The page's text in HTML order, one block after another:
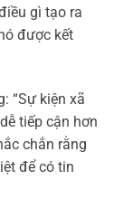
gì tạo ra
được kết
“Sự kiện xã
tiếp cận hơn
chắn rằng
để có tin